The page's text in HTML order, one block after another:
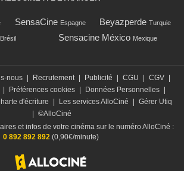
SensaCine Espagne Beyazperde Turquie
Brésil Sensacine México Mexique
nous Recrutement Publicité CGU CGV
Préférences cookies Données Personnelles
d'écriture Les services AlloCiné
Gérer Utiq
©AlloCiné
et infos de votre cinéma sur le numéro AlloCiné :
0 892 892 892(0,90€/minute)